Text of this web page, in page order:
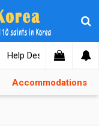
Help Desk
Accommodations